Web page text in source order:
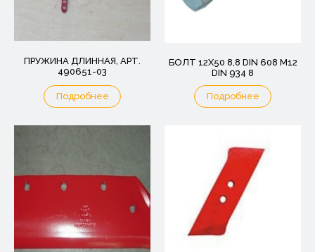
ПРУЖИНА ДЛИННАЯ, АРТ.
490651-03
Подробнее
БОЛТ 12Х50 8,8 DIN 608 M12
DIN 934 8
Подробнее